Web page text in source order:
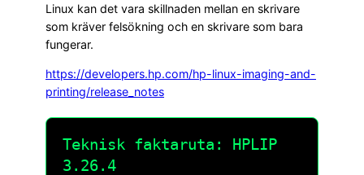
Linux kan det vara skillnaden mellan en skrivare
som kräver felsökning och en skrivare som bara
fungerar.
https://developers.hp.com/hp-linux-imaging-and-
printing/release_notes
Teknisk faktaruta: HPLIP
3.26.4